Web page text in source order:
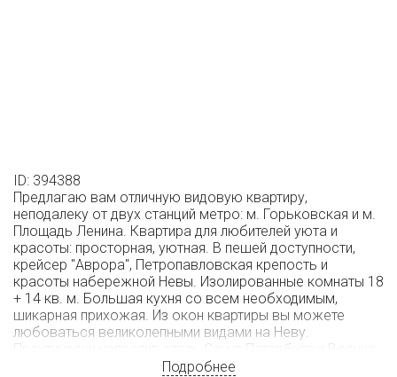
ID: 394388
Предлагаю вам отличную видовую квартиру,
неподалеку от двух станций метро: м. Горьковская и м.
Площадь Ленина. Квартира для любителей уюта и
красоты: просторная, уютная. В пешей доступности,
крейсер "Аврора", Петропавловская крепость и
красоты набережной Невы. Изолированные комнаты 18
+ 14 кв. м. Большая кухня со всем необходимым,
шикарная прихожая. Из окон квартиры вы можете
любоваться великолепными видами на Неву.
Практически напротив отель Санкт-Петербург и Военно-
медицинская Академия. Во дворе охраняемая
Подробнее